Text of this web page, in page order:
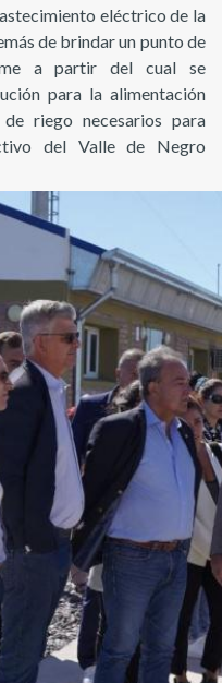
eléctrico de la
de brindar un punto de
a partir del cual se
para la alimentación
riego necesarios para
del Valle de Negro